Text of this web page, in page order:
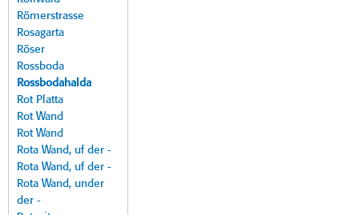
Römerstrasse
Rosagarta
Röser
Rossboda
Rossbodahalda
Rot Platta
Rot Wand
Rot Wand
Rota Wand, uf der -
Rota Wand, uf der -
Rota Wand, under
der -